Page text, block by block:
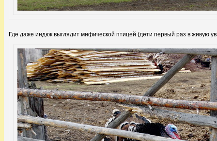
Где даже индюк выглядит мифической птицей (дети первый раз в живую